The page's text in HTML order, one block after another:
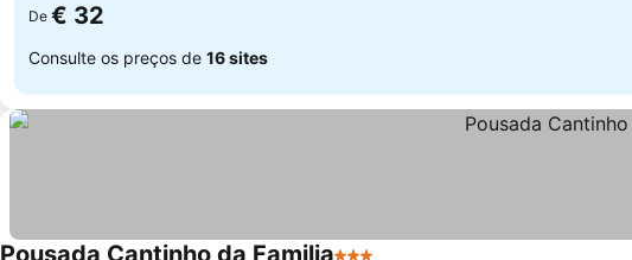
De € 32
Consulte os preços de 16 sites
Pousada Cantinho da Familia